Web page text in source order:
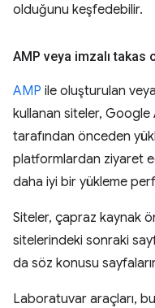
olduğunu keşfedebilir.
AMP veya imzalı takas
AMP ile oluşturulan veya
kullanan siteler, Google
tarafından önceden
platformlardan ziyaret
daha iyi bir yükleme
Siteler, çapraz kaynak
sitelerindeki sonraki
da söz konusu
Laboratuvar araçları,